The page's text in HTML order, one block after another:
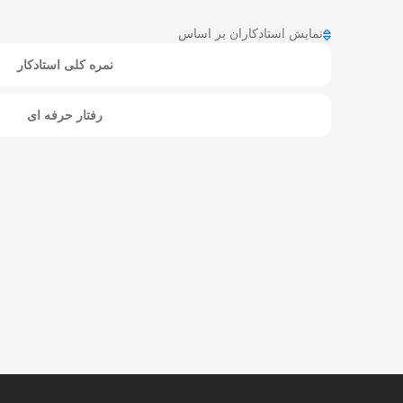
نمایش استادکاران بر اساس
نمره کلی استادکار
رفتار حرفه ای